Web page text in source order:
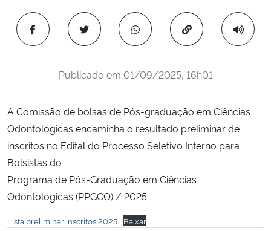
Ministério da Ciência, Tecnologia, Inovações e Comunicações
Ministério do Desenvolvimento Regional
Controladoria-Geral da União
Ministério da Mulher, da Família e dos Direitos Humanos
Secretaria-Geral
Copiar para área
Publicado em 01/09/2025, 16h01
A Comissão de bolsas de Pós-graduação em Ciências
Odontológicas encaminha o resultado preliminar de
inscritos no Edital do Processo Seletivo Interno para
Bolsistas do
Programa de Pós-Graduação em Ciências
Odontológicas (PPGCO) / 2025.
Lista preliminar inscritos 2025 Baixar